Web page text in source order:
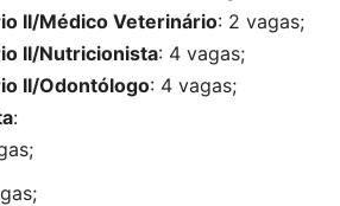
II/Médico Veterinário: 2 vagas;
II/Nutricionista: 4 vagas;
II/Odontólogo: 4 vagas;
: